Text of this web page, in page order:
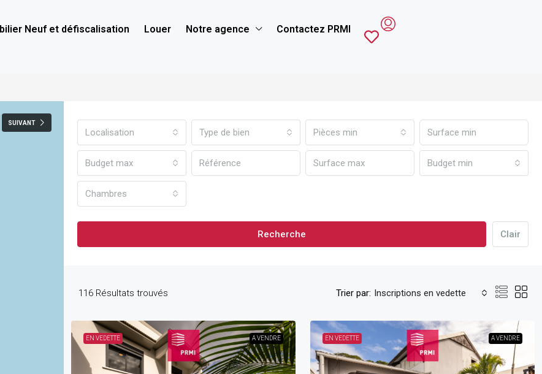
Neuf et défiscalisation Louer Notre agence Contactez PRMI
SUIVANT
Localisation Type de bien Pièces min
Budget max Budget min
Chambres
Recherche Clair
116 Résultats trouvés Trier par: Inscriptions en vedette
EN VEDETTE A VENDRE EN VEDETTE A VENDRE